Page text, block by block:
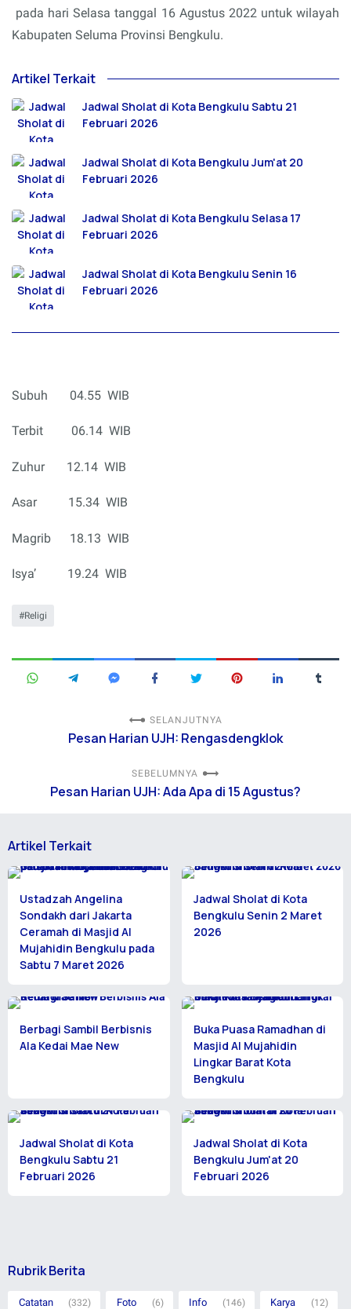
pada hari Selasa tanggal 16 Agustus 2022 untuk wilayah
Kabupaten Seluma Provinsi Bengkulu.
Artikel Terkait
Jadwal Sholat di Kota Bengkulu Sabtu 21
Februari 2026
Jadwal Sholat di Kota Bengkulu Jum'at 20
Februari 2026
Jadwal Sholat di Kota Bengkulu Selasa 17
Februari 2026
Jadwal Sholat di Kota Bengkulu Senin 16
Februari 2026
Subuh 04.55 WIB
Terbit 06.14 WIB
Zuhur 12.14 WIB
Asar 15.34 WIB
Magrib 18.13 WIB
Isya’ 19.24 WIB
Religi
SELANJUTNYA
Pesan Harian UJH: Rengasdengklok
SEBELUMNYA
Pesan Harian UJH: Ada Apa di 15 Agustus?
Artikel Terkait
Ustadzah Angelina
Sondakh dari Jakarta
Ceramah di Masjid Al
Mujahidin Bengkulu pada
Sabtu 7 Maret 2026
Jadwal Sholat di Kota
Bengkulu Senin 2 Maret
2026
Berbagi Sambil Berbisnis
Ala Kedai Mae New
Buka Puasa Ramadhan di
Masjid Al Mujahidin
Lingkar Barat Kota
Bengkulu
Jadwal Sholat di Kota
Bengkulu Sabtu 21
Februari 2026
Jadwal Sholat di Kota
Bengkulu Jum'at 20
Februari 2026
Rubrik Berita
Catatan (332) Foto (6) Info (146) Karya (12)